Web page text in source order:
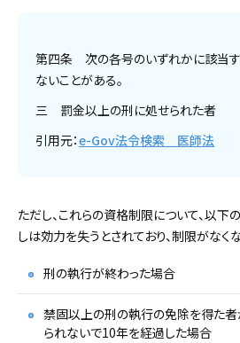
第四条 次の各号のいずれかに該当す
ないことがある。
三 罰金以上の刑に処せられた者
引用元：e-Gov法令検索 医師法
ただし、これらの資格制限について、以
しは効力を失うとされており、制限がなくな
刑の執行が終わった場合
禁固以上の刑の執行の免除を得た
られないで10年を経過した場合